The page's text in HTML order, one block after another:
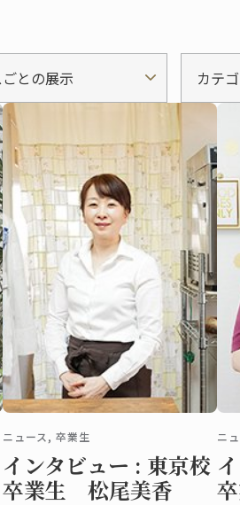
との展示 カテ
ニュース, 卒業生
インタビュー : 東京校
卒業生 松尾美香
ニ